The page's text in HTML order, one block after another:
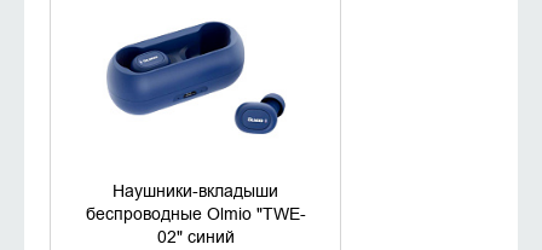
Наушники-вкладыши
беспроводные Olmio "TWE-
02" синий